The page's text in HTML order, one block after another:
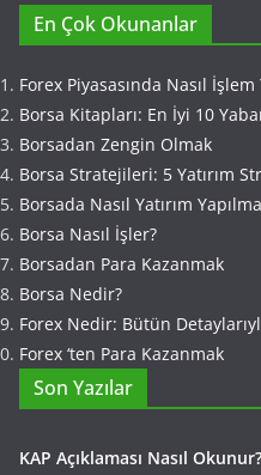
En Çok Okunanlar
Forex Piyasasında Nasıl İşlem
Borsa Kitapları: En İyi 10
Borsadan Zengin Olmak
Borsa Stratejileri: 5 Yatırım
Borsada Nasıl Yatırım
Borsa Nasıl İşler?
Borsadan Para Kazanmak
Borsa Nedir?
Forex Nedir: Bütün
Forex ‘ten Para Kazanmak
Son Yazılar
KAP Açıklaması Nasıl